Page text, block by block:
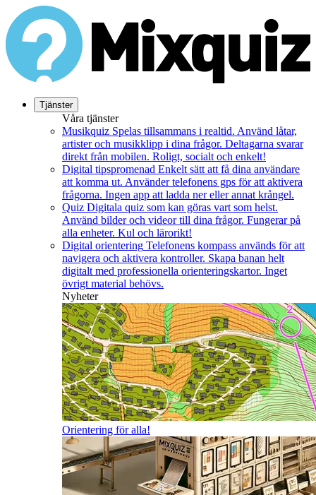
Tjänster
Våra tjänster
Musikquiz Spelas tillsammans i realtid. Använd låtar,
artister och musikklipp i dina frågor. Deltagarna svarar
direkt från mobilen. Roligt, socialt och enkelt!
Digital tipspromenad Enkelt sätt att få dina användare
att komma ut. Använder telefonens gps för att aktivera
frågorna. Ingen app att ladda ner eller annat krångel.
Quiz Digitala quiz som kan göras vart som helst.
Använd bilder och videor till dina frågor. Fungerar på
alla enheter. Kul och lärorikt!
Digital orientering Telefonens kompass används för att
navigera och aktivera kontroller. Skapa banan helt
digitalt med professionella orienteringskartor. Inget
övrigt material behövs.
Nyheter
Orientering för alla!